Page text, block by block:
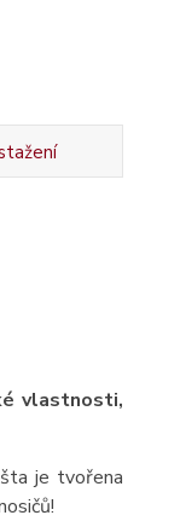
vlastnosti,
je tvořena